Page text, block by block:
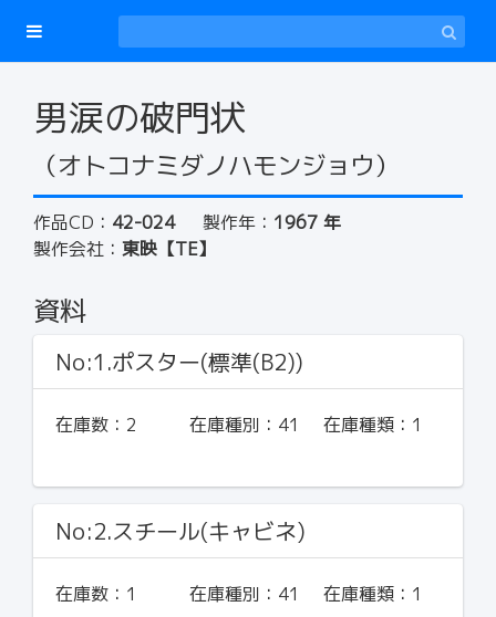
男涙の破門状
（オトコナミダノハモンジョウ）
作品CD： 42-024 製作年： 1967 年
製作会社： 東映【TE】
資料
No:1.ポスター(標準(B2))
在庫数： 2 在庫種別： 41 在庫種類： 1
No:2.スチール(キャビネ)
在庫数： 1 在庫種別： 41 在庫種類： 1